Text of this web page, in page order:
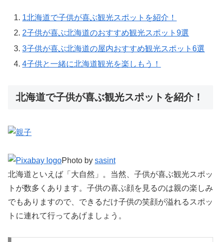
1北海道で子供が喜ぶ観光スポットを紹介！
2子供が喜ぶ北海道のおすすめ観光スポット9選
3子供が喜ぶ北海道の屋内おすすめ観光スポット6選
4子供と一緒に北海道観光を楽しもう！
北海道で子供が喜ぶ観光スポットを紹介！
Photo by sasint
北海道といえば「大自然」。当然、子供が喜ぶ観光スポッ
トが数多くあります。子供の喜ぶ顔を見るのは親の楽しみ
でもありますので、できるだけ子供の笑顔が溢れるスポッ
トに連れて行ってあげましょう。